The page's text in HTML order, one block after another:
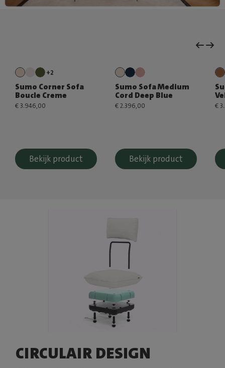
+2
Sumo Corner Sofa
Boucle Creme
€ 3.946,00
Bekijk product
Sumo Sofa Medium
Cord Deep Blue
€ 2.396,00
Bekijk product
€
CIRCULAIR DESIGN